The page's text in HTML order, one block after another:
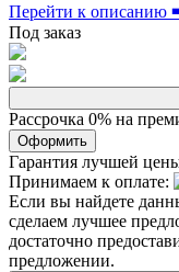
Перейти к описанию
Под заказ
Рассрочка 0% на
Оформить
Гарантия лучшей
Принимаем к оплате:
Если вы найдете
сделаем лучшее
достаточно
предложении.